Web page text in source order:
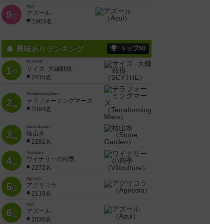
9位
Azul
アズール
1903名
興味ありランキング トップ50
1位
SCYTHE
サイズ -大鎌戦役-
2415名
2位
Terraforming Mars
テラフォーミングマーズ
2394名
3位
Stone Garden
枯山水
2281名
4位
Viticulture
ワイナリーの四季
2272名
5位
Agricola
アグリコラ
2119名
6位
Azul
アズール
2035名